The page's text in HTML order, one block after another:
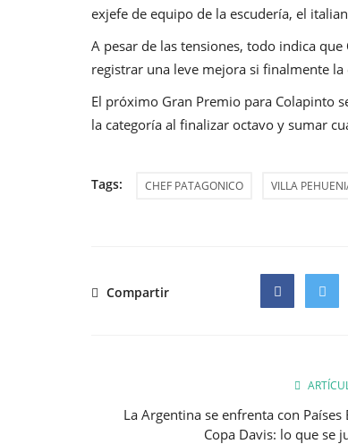
exjefe de equipo de la escudería, el
A pesar de las tensiones, todo indica que
registrar una leve mejora si finalmente
El próximo Gran Premio para Colapinto
la categoría al finalizar octavo y sumar
Tags: CHEF PATAGONICO VILLA
Compartir
La Argentina se enfrenta con Países
Copa Davis: lo que se